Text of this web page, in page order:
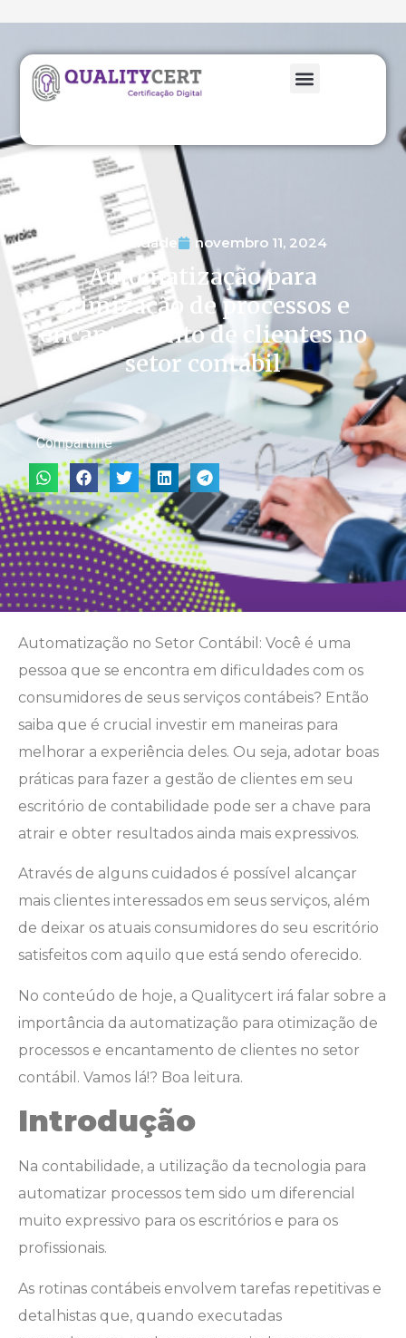
Contabilidade novembro 11, 2024
Automatização para
otimização de processos e
encantamento de clientes no
setor contábil
Compartilhe
Automatização no Setor Contábil: Você é uma
pessoa que se encontra em dificuldades com os
consumidores de seus serviços contábeis? Então
saiba que é crucial investir em maneiras para
melhorar a experiência deles. Ou seja, adotar boas
práticas para fazer a gestão de clientes em seu
escritório de contabilidade pode ser a chave para
atrair e obter resultados ainda mais expressivos.
Através de alguns cuidados é possível alcançar
mais clientes interessados em seus serviços, além
de deixar os atuais consumidores do seu escritório
satisfeitos com aquilo que está sendo oferecido.
No conteúdo de hoje, a Qualitycert irá falar sobre a
importância da automatização para otimização de
processos e encantamento de clientes no setor
contábil. Vamos lá!? Boa leitura.
Introdução
Na contabilidade, a utilização da tecnologia para
automatizar processos tem sido um diferencial
muito expressivo para os escritórios e para os
profissionais.
As rotinas contábeis envolvem tarefas repetitivas e
detalhistas que, quando executadas